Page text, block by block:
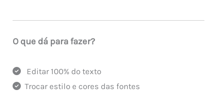
O que dá para fazer?
Editar 100% do texto
Trocar estilo e cores das fontes